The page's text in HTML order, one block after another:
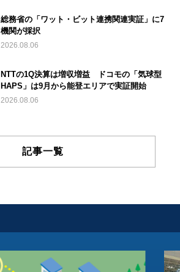
総務省の「ワット・ビット連携関連実証」に7
機関が採択
2026.08.06
NTTの1Q決算は増収増益 ドコモの「気球型
HAPS」は9月から能登エリアで実証開始
2026.08.06
記事一覧